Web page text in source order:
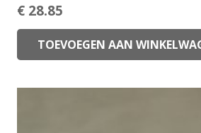
€ 28.85
TOEVOEGEN AAN